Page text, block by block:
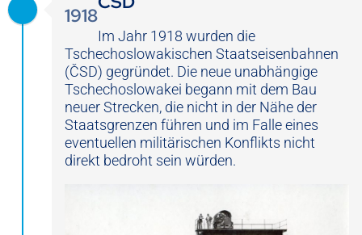
1918
Im Jahr 1918 wurden die
Tschechoslowakischen Staatseisenbahnen
(ČSD) gegründet. Die neue unabhängige
Tschechoslowakei begann mit dem Bau
neuer Strecken, die nicht in der Nähe der
Staatsgrenzen führen und im Falle eines
eventuellen militärischen Konflikts nicht
direkt bedroht sein würden.